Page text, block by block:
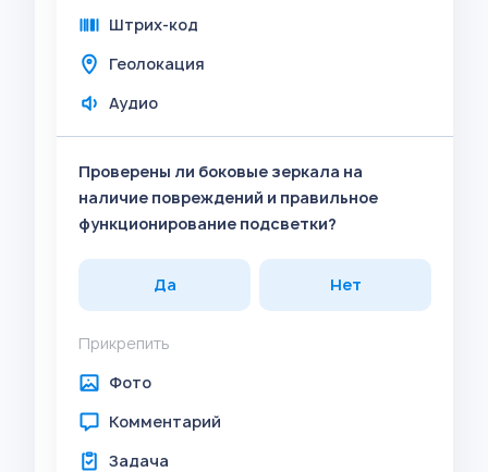
Штрих-код
Геолокация
Аудио
Проверены ли боковые зеркала на
наличие повреждений и правильное
функционирование подсветки?
Да Нет
Прикрепить
Фото
Комментарий
Задача